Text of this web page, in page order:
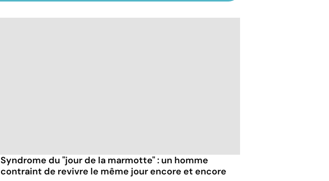
Syndrome du "jour de la marmotte" : un homme
contraint de revivre le même jour encore et encore